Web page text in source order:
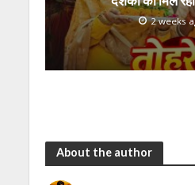
2 weeks
About the author